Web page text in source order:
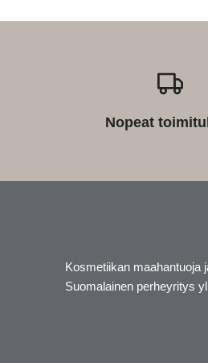
Nopeat
Kosmetiikan maahantuoja
Suomalainen perheyritys